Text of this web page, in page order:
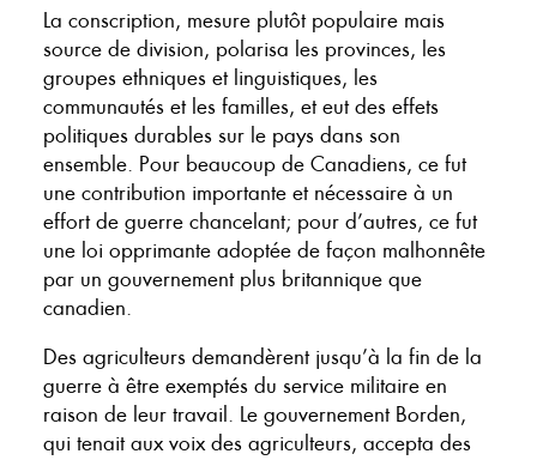
La conscription, mesure plutôt populaire mais
source de division, polarisa les provinces, les
groupes ethniques et linguistiques, les
communautés et les familles, et eut des effets
politiques durables sur le pays dans son
ensemble. Pour beaucoup de Canadiens, ce fut
une contribution importante et nécessaire à un
effort de guerre chancelant; pour d’autres, ce fut
une loi opprimante adoptée de façon malhonnête
par un gouvernement plus britannique que
canadien.
Des agriculteurs demandèrent jusqu’à la fin de la
guerre à être exemptés du service militaire en
raison de leur travail. Le gouvernement Borden,
qui tenait aux voix des agriculteurs, accepta des